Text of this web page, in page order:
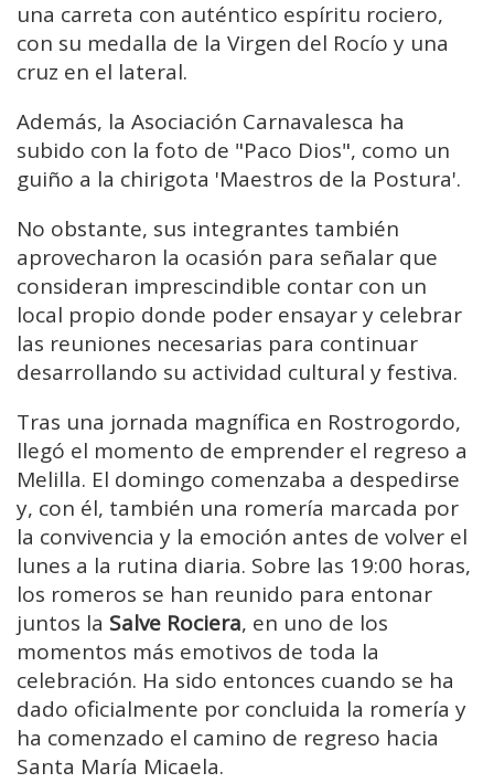
una carreta con auténtico espíritu rociero,
con su medalla de la Virgen del Rocío y una
cruz en el lateral.
Además, la Asociación Carnavalesca ha
subido con la foto de "Paco Dios", como un
guiño a la chirigota 'Maestros de la Postura'.
No obstante, sus integrantes también
aprovecharon la ocasión para señalar que
consideran imprescindible contar con un
local propio donde poder ensayar y celebrar
las reuniones necesarias para continuar
desarrollando su actividad cultural y festiva.
Tras una jornada magnífica en Rostrogordo,
llegó el momento de emprender el regreso a
Melilla. El domingo comenzaba a despedirse
y, con él, también una romería marcada por
la convivencia y la emoción antes de volver el
lunes a la rutina diaria. Sobre las 19:00 horas,
los romeros se han reunido para entonar
juntos la Salve Rociera, en uno de los
momentos más emotivos de toda la
celebración. Ha sido entonces cuando se ha
dado oficialmente por concluida la romería y
ha comenzado el camino de regreso hacia
Santa María Micaela.